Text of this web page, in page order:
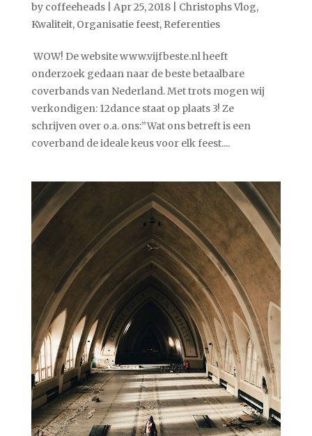
by coffeeheads| Apr 25, 2018| Christophs Vlog,
Kwaliteit, Organisatie feest, Referenties
WOW! De website www.vijfbeste.nl heeft
onderzoek gedaan naar de beste betaalbare
coverbands van Nederland. Met trots mogen wij
verkondigen: 12dance staat op plaats 3! Ze
schrijven over o.a. ons:”Wat ons betreft is een
coverband de ideale keus voor elk feest....